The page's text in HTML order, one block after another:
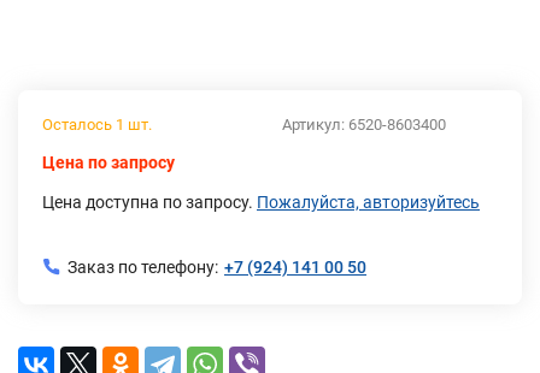
Артикул: 6520-8603400
Осталось 1 шт.
Цена по запросу
Цена доступна по запросу. Пожалуйста, авторизуйтесь
Заказ по телефону: +7 (924) 141 00 50